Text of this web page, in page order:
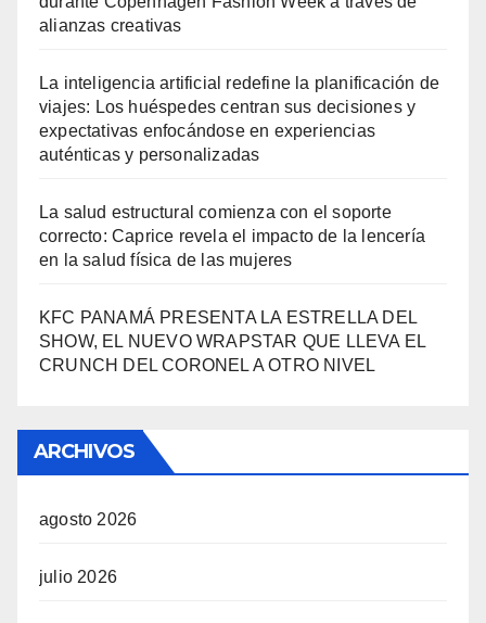
alianzas creativas
La inteligencia artificial redefine la planificación de
viajes: Los huéspedes centran sus decisiones y
expectativas enfocándose en experiencias
auténticas y personalizadas
La salud estructural comienza con el soporte
correcto: Caprice revela el impacto de la lencería
en la salud física de las mujeres
KFC PANAMÁ PRESENTA LA ESTRELLA DEL
SHOW, EL NUEVO WRAPSTAR QUE LLEVA EL
CRUNCH DEL CORONEL A OTRO NIVEL
ARCHIVOS
agosto 2026
julio 2026